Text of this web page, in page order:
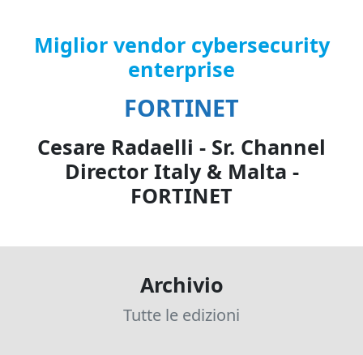
Miglior vendor cybersecurity
enterprise
FORTINET
Cesare Radaelli - Sr. Channel
Director Italy & Malta -
FORTINET
Archivio
Tutte le edizioni